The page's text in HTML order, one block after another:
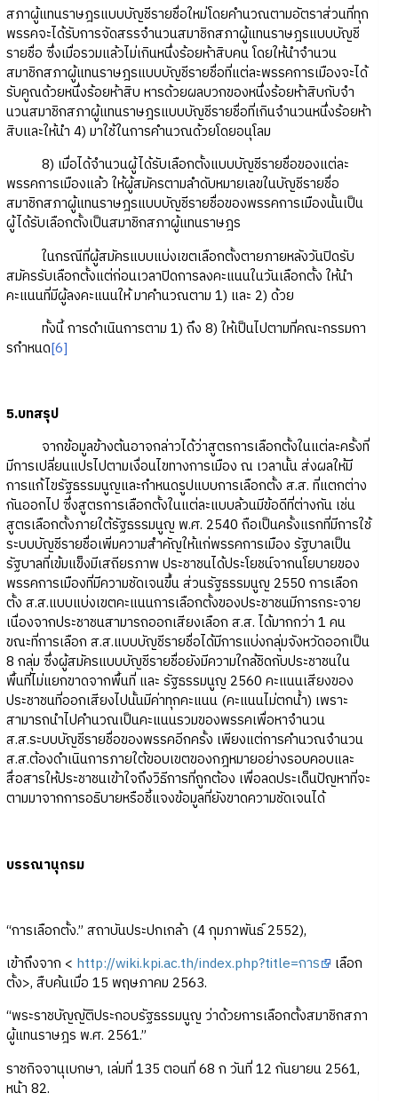
สภาผู้แทนราษฎรแบบบัญชีรายชื่อใหม่โดยคํานวณตามอัตราส่วนที่ทุก
พรรคจะได้รับการจัดสรรจํานวนสมาชิกสภาผู้แทนราษฎรแบบบัญชี
รายชื่อ ซึ่งเมื่อรวมแล้วไม่เกินหนึ่งร้อยห้าสิบคน โดยให้นําจํานวน
สมาชิกสภาผู้แทนราษฎรแบบบัญชีรายชื่อที่แต่ละพรรคการเมืองจะได้
รับคูณด้วยหนึ่งร้อยห้าสิบ หารด้วยผลบวกของหนึ่งร้อยห้าสิบกับจํา
นวนสมาชิกสภาผู้แทนราษฎรแบบบัญชีรายชื่อที่เกินจํานวนหนึ่งร้อยห้า
สิบและให้นํา 4) มาใช้ในการคํานวณด้วยโดยอนุโลม
8) เมื่อได้จํานวนผู้ได้รับเลือกตั้งแบบบัญชีรายชื่อของแต่ละ
พรรคการเมืองแล้ว ให้ผู้สมัครตามลําดับหมายเลขในบัญชีรายชื่อ
สมาชิกสภาผู้แทนราษฎรแบบบัญชีรายชื่อของพรรคการเมืองนั้นเป็น
ผู้ได้รับเลือกตั้งเป็นสมาชิกสภาผู้แทนราษฎร
ในกรณีที่ผู้สมัครแบบแบ่งเขตเลือกตั้งตายภายหลังวันปิดรับ
สมัครรับเลือกตั้งแต่ก่อนเวลาปิดการลงคะแนนในวันเลือกตั้ง ให้นํา
คะแนนที่มีผู้ลงคะแนนให้ มาคํานวณตาม 1) และ 2) ด้วย
ทั้งนี้ การดําเนินการตาม 1) ถึง 8) ให้เป็นไปตามที่คณะกรรมกา
รกําหนด[6]
5.บทสรุป
จากข้อมูลข้างต้นอาจกล่าวได้ว่าสูตรการเลือกตั้งในแต่ละครั้งที่
มีการเปลี่ยนแปรไปตามเงื่อนไขทางการเมือง ณ เวลานั้น ส่งผลให้มี
การแก้ไขรัฐธรรมนูญและกำหนดรูปแบบการเลือกตั้ง ส.ส. ที่แตกต่าง
กันออกไป ซึ่งสูตรการเลือกตั้งในแต่ละแบบล้วนมีข้อดีที่ต่างกัน เช่น
สูตรเลือกตั้งภายใต้รัฐธรรมนูญ พ.ศ. 2540 ถือเป็นครั้งแรกที่มีการใช้
ระบบบัญชีรายชื่อเพิ่มความสำคัญให้แก่พรรคการเมือง รัฐบาลเป็น
รัฐบาลที่เข้มแข็งมีเสถียรภาพ ประชาชนได้ประโยชน์จากนโยบายของ
พรรคการเมืองที่มีความชัดเจนขึ้น ส่วนรัฐธรรมนูญ 2550 การเลือก
ตั้ง ส.ส.แบบแบ่งเขตคะแนนการเลือกตั้งของประชาชนมีการกระจาย
เนื่องจากประชาชนสามารถออกเสียงเลือก ส.ส. ได้มากกว่า 1 คน
ขณะที่การเลือก ส.ส.แบบบัญชีรายชื่อได้มีการแบ่งกลุ่มจังหวัดออกเป็น
8 กลุ่ม ซึ่งผู้สมัครแบบบัญชีรายชื่อยังมีความใกล้ชิดกับประชาชนใน
พื้นที่ไม่แยกขาดจากพื้นที่ และ รัฐธรรมนูญ 2560 คะแนนเสียงของ
ประชาชนที่ออกเสียงไปนั้นมีค่าทุกคะแนน (คะแนนไม่ตกน้ำ) เพราะ
สามารถนำไปคำนวณเป็นคะแนนรวมของพรรคเพื่อหาจำนวน
ส.ส.ระบบบัญชีรายชื่อของพรรคอีกครั้ง เพียงแต่การคำนวณจำนวน
ส.ส.ต้องดำเนินการภายใต้ขอบเขตของกฎหมายอย่างรอบคอบและ
สื่อสารให้ประชาชนเข้าใจถึงวิธีการที่ถูกต้อง เพื่อลดประเด็นปัญหาที่จะ
ตามมาจากการอธิบายหรือชี้แจงข้อมูลที่ยังขาดความชัดเจนได้
บรรณานุกรม
“การเลือกตั้ง.” สถาบันประปกเกล้า (4 กุมภาพันธ์ 2552),
เข้าถึงจาก < http://wiki.kpi.ac.th/index.php?title=การ
เลือก
ตั้ง>, สืบค้นเมื่อ 15 พฤษภาคม 2563.
“พระราชบัญญัติประกอบรัฐธรรมนูญ ว่าด้วยการเลือกตั้งสมาชิกสภา
ผู้แทนราษฎร พ.ศ. 2561.”
ราชกิจจานุเบกษา, เล่มที่ 135 ตอนที่ 68 ก วันที่ 12 กันยายน 2561,
หน้า 82.